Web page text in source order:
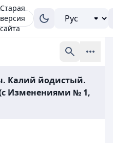
Старая
версия
сайта
Калий йодистый.
Изменениями № 1,